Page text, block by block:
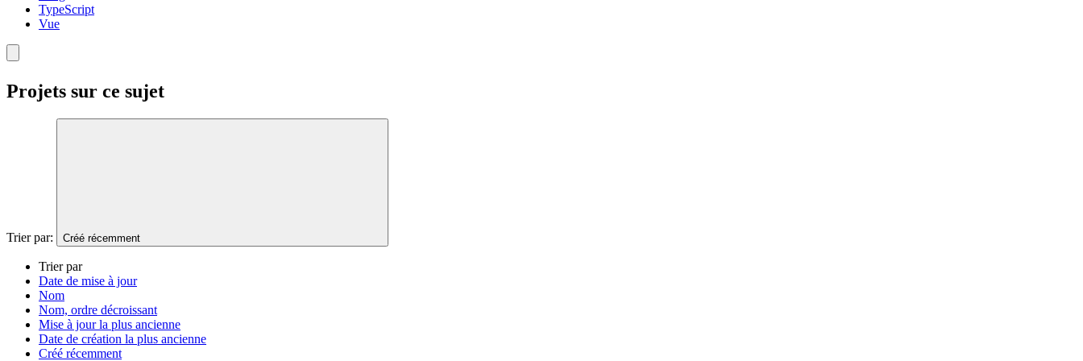
TypeScript
Vue
Projets sur ce sujet
Trier par: Créé récemment
Trier par
Date de mise à jour
Nom
Nom, ordre décroissant
Mise à jour la plus ancienne
Date de création la plus ancienne
Créé récemment